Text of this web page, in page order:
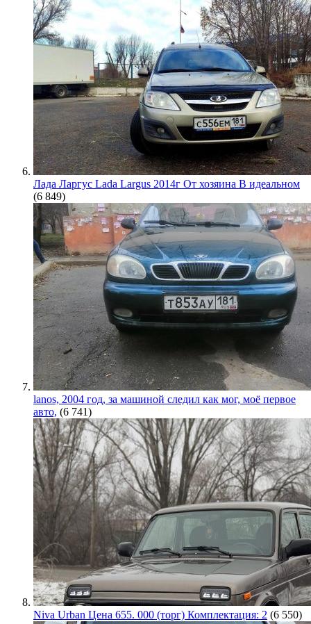
Лада Ларгус Lada Largus 2014г От хозяина В идеальном
(6 849)
lanos, 2004 год, за машиной следил как мог, моё первое
авто, (6 741)
Niva Urban Цена 655. 000 (торг) Комплектация: 2 (6 550)